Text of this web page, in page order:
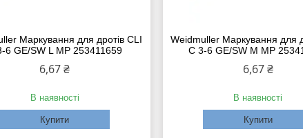
Маркування для дротів CLI
6 GE/SW L MP 253411659
6,67 ₴
В наявності
Купити
Weidmuller Маркування для
C 3-6 GE/SW M MP
6,67 ₴
В наявності
Купити